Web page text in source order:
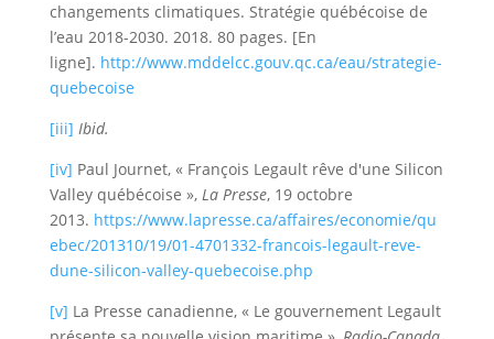
changements climatiques. Stratégie québécoise de
l’eau 2018-2030. 2018. 80 pages. [En
ligne]. http://www.mddelcc.gouv.qc.ca/eau/strategie-
quebecoise
[iii] Ibid.
[iv] Paul Journet, « François Legault rêve d'une Silicon
Valley québécoise », La Presse, 19 octobre
2013. https://www.lapresse.ca/affaires/economie/qu
ebec/201310/19/01-4701332-francois-legault-reve-
dune-silicon-valley-quebecoise.php
[v] La Presse canadienne, « Le gouvernement Legault